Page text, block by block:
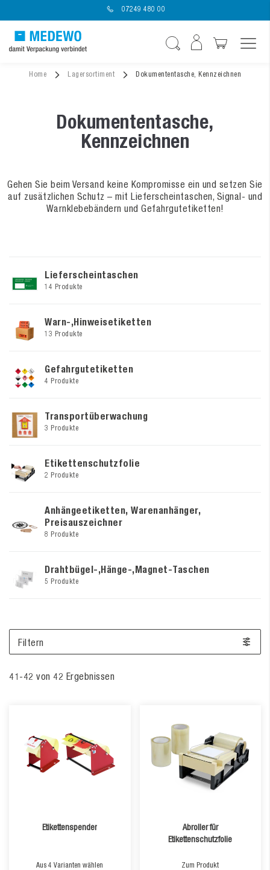
07249 480 00
Home Lagersortiment Dokumententasche, Kennzeichnen
Dokumententasche,
Kennzeichnen
Gehen Sie beim Versand keine Kompromisse ein und setzen Sie
auf zusätzlichen Schutz – mit Lieferscheintaschen, Signal- und
Warnklebebändern und Gefahrgutetiketten!
Lieferscheintaschen
14 Produkte
Warn-,Hinweisetiketten
13 Produkte
Gefahrgutetiketten
4 Produkte
Transportüberwachung
3 Produkte
Etikettenschutzfolie
2 Produkte
Anhängeetiketten, Warenanhänger,
Preisauszeichner
8 Produkte
Drahtbügel-,Hänge-,Magnet-Taschen
5 Produkte
Filtern
41 -42 von 42 Ergebnissen
Etikettenspender
Aus 4 Varianten wählen
Abroller für
Etikettenschutzfolie
Zum Produkt